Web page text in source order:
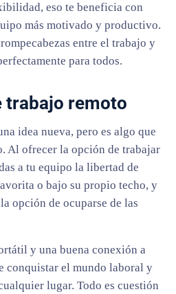
eso te beneficia con
más motivado y productivo.
entre el trabajo y
para todos.
trabajo remoto
idea nueva, pero es algo que
Al ofrecer la opción de trabajar
a tu equipo la libertad de
o bajo su propio techo, y
opción de ocuparse de las
y una buena conexión a
conquistar el mundo laboral y
lugar. Todo es cuestión